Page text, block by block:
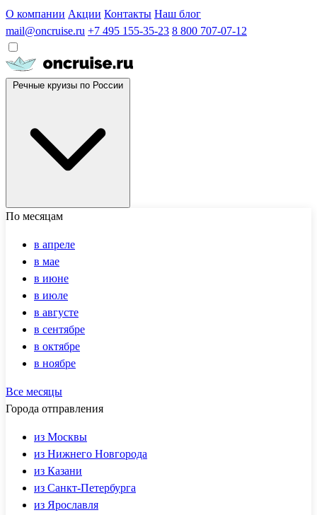
О компании Акции Контакты Наш блог
mail@oncruise.ru +7 495 155-35-23 8 800 707-07-12
По месяцам
в апреле
в мае
в июне
в июле
в августе
в сентябре
в октябре
в ноябре
Все месяцы
Города отправления
из Москвы
из Нижнего Новгорода
из Казани
из Санкт-Петербурга
из Ярославля